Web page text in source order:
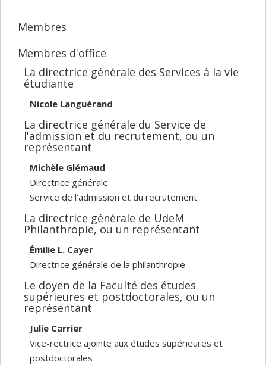
Membres
Membres d'office
La directrice générale des Services à la vie
étudiante
Nicole Languérand
La directrice générale du Service de
l'admission et du recrutement, ou un
représentant
Michèle Glémaud
Directrice générale
Service de l'admission et du recrutement
La directrice générale de UdeM
Philanthropie, ou un représentant
Émilie L. Cayer
Directrice générale de la philanthropie
Le doyen de la Faculté des études
supérieures et postdoctorales, ou un
représentant
Julie Carrier
Vice-rectrice ajointe aux études supérieures et
postdoctorales